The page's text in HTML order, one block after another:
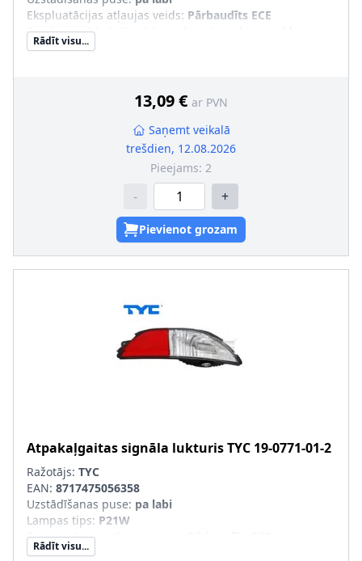
Ekspluatācijas atļaujas veids: Pārbaudīts ECE
Papildus artikuls/Papildus informācija
turētāja, bez kvēlspuldzes
Rādīt visu...
13,09 € ar PVN
Saņemt veikalā
trešdien, 12.08.2026
Pieejams: 2
- +
Pievienot grozam
Atpakaļgaitas signāla lukturisTYC 19-0771-01-2
Ražotājs: TYC
EAN: 8717475056358
Uzstādīšanas puse: pa labi
Lampas tips: P21W
Ekspluatācijas atļaujas veids
Papildus artikuls/Papildus informācija
Rādīt visu...